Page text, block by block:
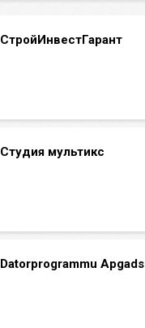
CтройИнвестГарант
Cтудия мультикс
Datorprogrammu Apgads